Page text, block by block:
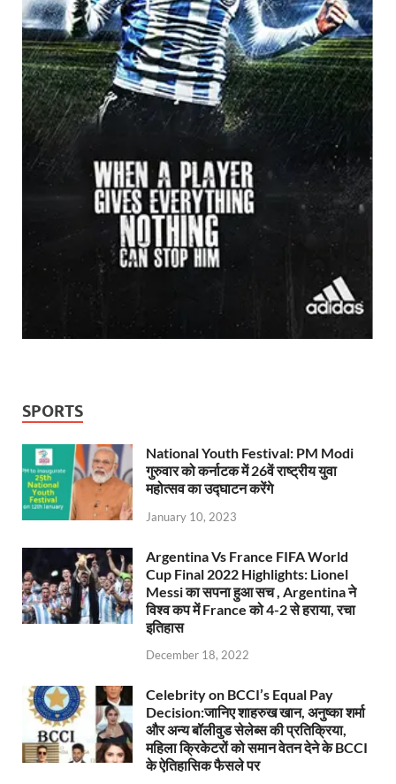
SPORTS
National Youth Festival: PM Modi
गुरुवार को कर्नाटक में 26वें राष्ट्रीय युवा
महोत्सव का उद्घाटन करेंगे
January 10, 2023
Argentina Vs France FIFA World
Cup Final 2022 Highlights: Lionel
Messi का सपना हुआ सच , Argentina ने
विश्व कप में France को 4-2 से हराया, रचा
इतिहास
December 18, 2022
Celebrity on BCCI’s Equal Pay
Decision:जानिए शाहरुख खान, अनुष्का शर्मा
और अन्य बॉलीवुड सेलेब्स की प्रतिक्रिया,
महिला क्रिकेटरों को समान वेतन देने के BCCI
के ऐतिहासिक फैसले पर